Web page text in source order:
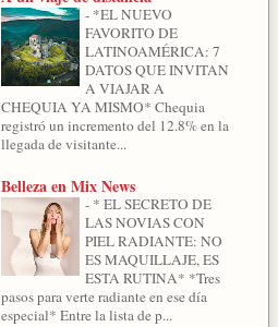
- *EL NUEVO
FAVORITO DE
LATINOAMÉRICA: 7
DATOS QUE INVITAN
A VIAJAR A
CHEQUIA YA MISMO* Chequia
registró un incremento del 12.8% en la
llegada de visitante...
Belleza en Mix News
- * EL SECRETO DE
LAS NOVIAS CON
PIEL RADIANTE: NO
ES MAQUILLAJE, ES
ESTA RUTINA* *Tres
pasos para verte radiante en ese día
especial* Entre la lista de p...